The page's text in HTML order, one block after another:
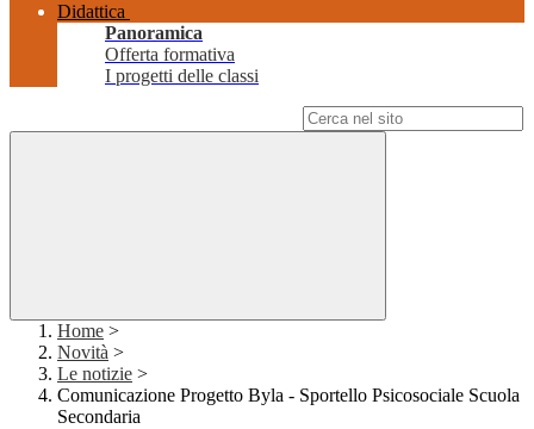
Didattica
Panoramica
Offerta formativa
I progetti delle classi
Home >
Novità >
Le notizie >
Comunicazione Progetto Byla - Sportello Psicosociale Scuola
Secondaria